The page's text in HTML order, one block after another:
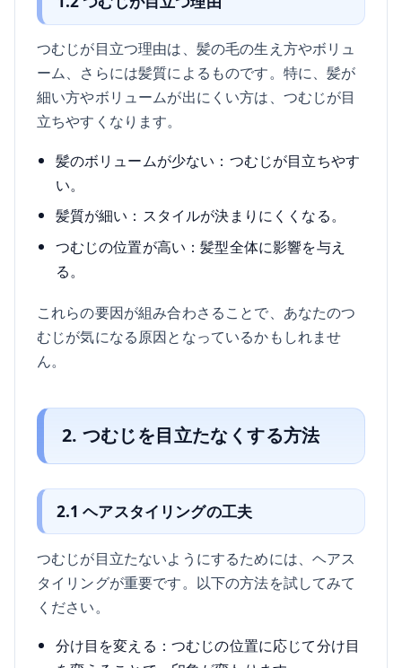
つむじが目立つ理由は、髪の毛の生え方やボリュ
ーム、さらには髪質によるものです。特に、髪が
細い方やボリュームが出にくい方は、つむじが目
立ちやすくなります。
髪のボリュームが少ない：つむじが目立ちやす
い。
髪質が細い：スタイルが決まりにくくなる。
つむじの位置が高い：髪型全体に影響を与え
る。
これらの要因が組み合わさることで、あなたのつ
むじが気になる原因となっているかもしれませ
ん。
2. つむじを目立たなくする方法
2.1 ヘアスタイリングの工夫
つむじが目立たないようにするためには、ヘアス
タイリングが重要です。以下の方法を試してみて
ください。
分け目を変える：つむじの位置に応じて分け目